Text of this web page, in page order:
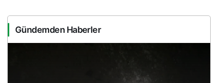
Gündemden Haberler